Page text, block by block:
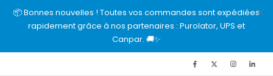
📦 Bonnes nouvelles ! Toutes vos commandes sont expédiées
rapidement grâce à nos partenaires : Purolator, UPS et
Canpar. 🚚✨